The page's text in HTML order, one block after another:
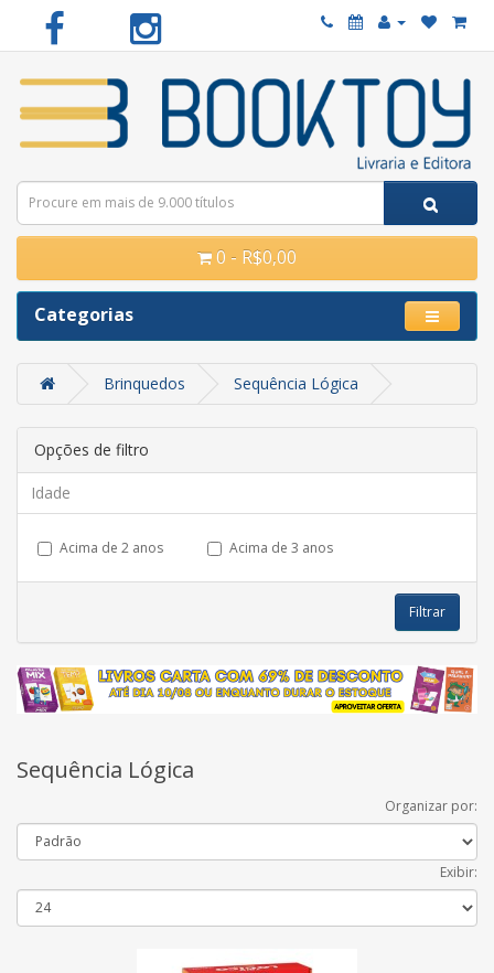
0 - R$0,00
Categorias
Brinquedos Sequência Lógica
Opções de filtro
Idade
Acima de 2 anos Acima de 3 anos
Filtrar
Sequência Lógica
Organizar por:
Exibir: